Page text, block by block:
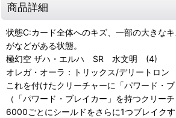
商品詳細
状態C:カード全体へのキズ、一部の大きな
がなどがある状態。
極幻空 ザハ・エルハ SR 水文明 (4)
オレガ・オーラ：トリックス/デリートロ
これを付けたクリーチャーに「パワード・ブ
（「パワード・ブレイカー」を持つクリー
6000ごとにシールドをさらに1つブレイクす